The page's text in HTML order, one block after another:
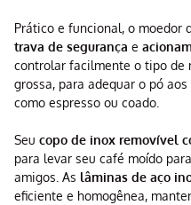
Prático e funcional, o moedor
trava de segurança e
controlar facilmente o tipo de
grossa, para adequar o pó
como espresso ou coado.
Seu copo de inox removível
para levar seu café moído
amigos. As lâminas de aço
eficiente e homogênea,